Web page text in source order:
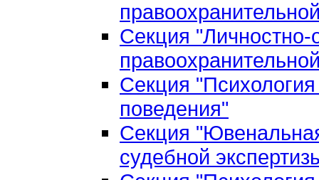
Секция "Личностно-
Секция
поведения"
Секция
судебной